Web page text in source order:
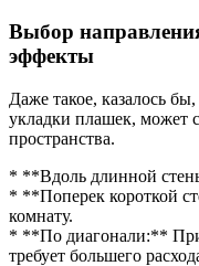
Выбор
эффекты
Даже такое, казалось
укладки плашек, может
пространства.
* **Вдоль длинной
* **Поперек короткой
комнату.
* **По диагонали:**
требует большего